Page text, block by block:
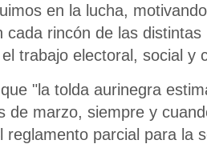
en la lucha,
cada rincón de las
trabajo electoral, social y
"la tolda aurinegra
de marzo, siempre y
reglamento parcial para la